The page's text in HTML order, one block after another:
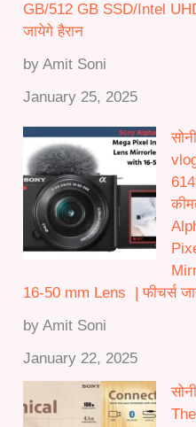
GB/512 GB SSD/Intel
जायेगे हैरान
by Amit Soni
January 25, 2025
16-50 mm Lens | फीचर्स
by Amit Soni
January 22, 2025